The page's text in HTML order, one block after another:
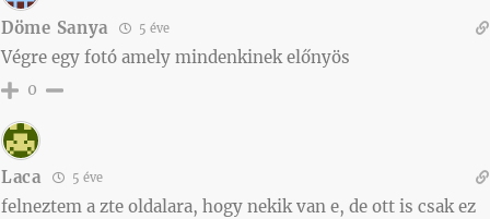
Döme Sanya 5 éve
Végre egy fotó amely mindenkinek előnyös
0
Laca 5 éve
felneztem a zte oldalara, hogy nekik van e, de ott is csak ez